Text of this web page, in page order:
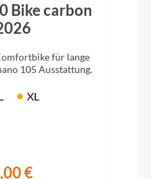
Bike carbon
für lange
105 Ausstattung.
XL
€